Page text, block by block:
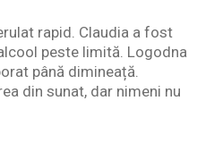
rapid. Claudia a fost
peste limită. Logodna
până dimineață.
din sunat, dar nimeni nu